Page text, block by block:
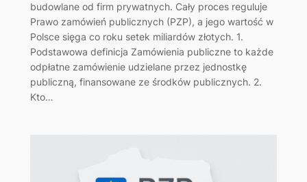
budowlane od firm prywatnych. Cały proces reguluje
Prawo zamówień publicznych (PZP), a jego wartość w
Polsce sięga co roku setek miliardów złotych. 1.
Podstawowa definicja Zamówienia publiczne to każde
odpłatne zamówienie udzielane przez jednostkę
publiczną, finansowane ze środków publicznych. 2.
Kto…